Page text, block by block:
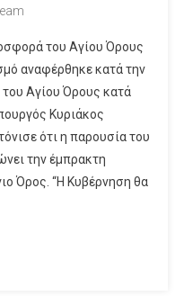
του Αγίου Όρους
αναφέρθηκε κατά την
Αγίου Όρους κατά
Κυριάκος
ότι η παρουσία του
την έμπρακτη
Όρος. “Η Κυβέρνηση θα